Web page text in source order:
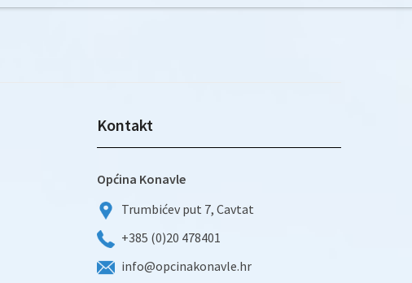
Kontakt
Općina Konavle
Trumbićev put 7, Cavtat
+385 (0)20 478401
info@opcinakonavle.hr